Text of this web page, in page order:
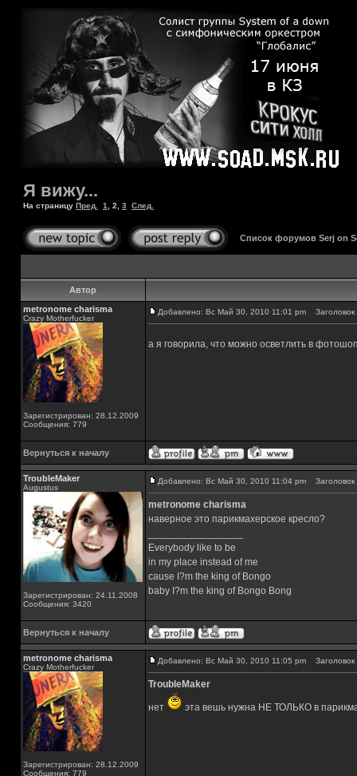
Я вижу...
На страницу Пред. 1 2 3 След.
Список форумов Serj on
Автор
metronome charisma
Crazy Motherfucker
Зарегистрирован: 28.12.2009
Сообщения: 779
Добавлено: Вс Май 30, 2010 11:01 pm
а я говорила, что можно осветлить в
Вернуться к началу
TroubleMaker
Augustus
Зарегистрирован: 24.11.2008
Сообщения: 3420
Добавлено: Вс Май 30, 2010 11:04 pm
metronome charisma
наверное это парикмахерское кресло?
Everybody like to be
in my place instead of me
cause I?m the king of Bongo
baby I?m the king of Bongo Bong
Вернуться к началу
metronome charisma
Crazy Motherfucker
Зарегистрирован: 28.12.2009
Сообщения: 779
Добавлено: Вс Май 30, 2010 11:05 pm
TroubleMaker
нет эта вешь нужна НЕ ТОЛЬКО в